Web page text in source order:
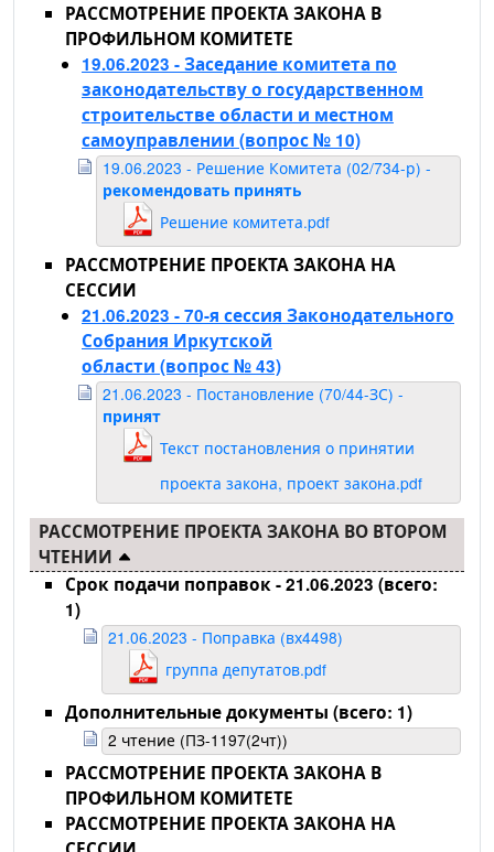
РАССМОТРЕНИЕ ПРОЕКТА ЗАКОНА В
ПРОФИЛЬНОМ КОМИТЕТЕ
19.06.2023 - Заседание комитета по
законодательству о государственном
строительстве области и местном
самоуправлении (вопрос № 10)
19.06.2023 - Решение Комитета (02/734-р) -
рекомендовать принять
Решение комитета.pdf
РАССМОТРЕНИЕ ПРОЕКТА ЗАКОНА НА
СЕССИИ
21.06.2023 - 70-я сессия Законодательного
Собрания Иркутской
области (вопрос № 43)
21.06.2023 - Постановление (70/44-ЗС) -
принят
Текст постановления о принятии
проекта закона, проект закона.pdf
РАССМОТРЕНИЕ ПРОЕКТА ЗАКОНА ВО ВТОРОМ
ЧТЕНИИ
Срок подачи поправок - 21.06.2023 (всего:
1)
21.06.2023 - Поправка (вх4498)
группа депутатов.pdf
Дополнительные документы (всего: 1)
2 чтение (ПЗ-1197(2чт))
РАССМОТРЕНИЕ ПРОЕКТА ЗАКОНА В
ПРОФИЛЬНОМ КОМИТЕТЕ
РАССМОТРЕНИЕ ПРОЕКТА ЗАКОНА НА